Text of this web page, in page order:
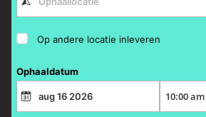
Op andere locatie inleveren
Ophaaldatum